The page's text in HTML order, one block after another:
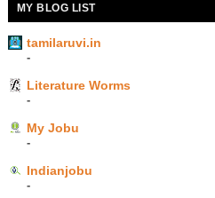
MY BLOG LIST
tamilaruvi.in
-
Literature Worms
-
My Jobu
-
Indianjobu
-